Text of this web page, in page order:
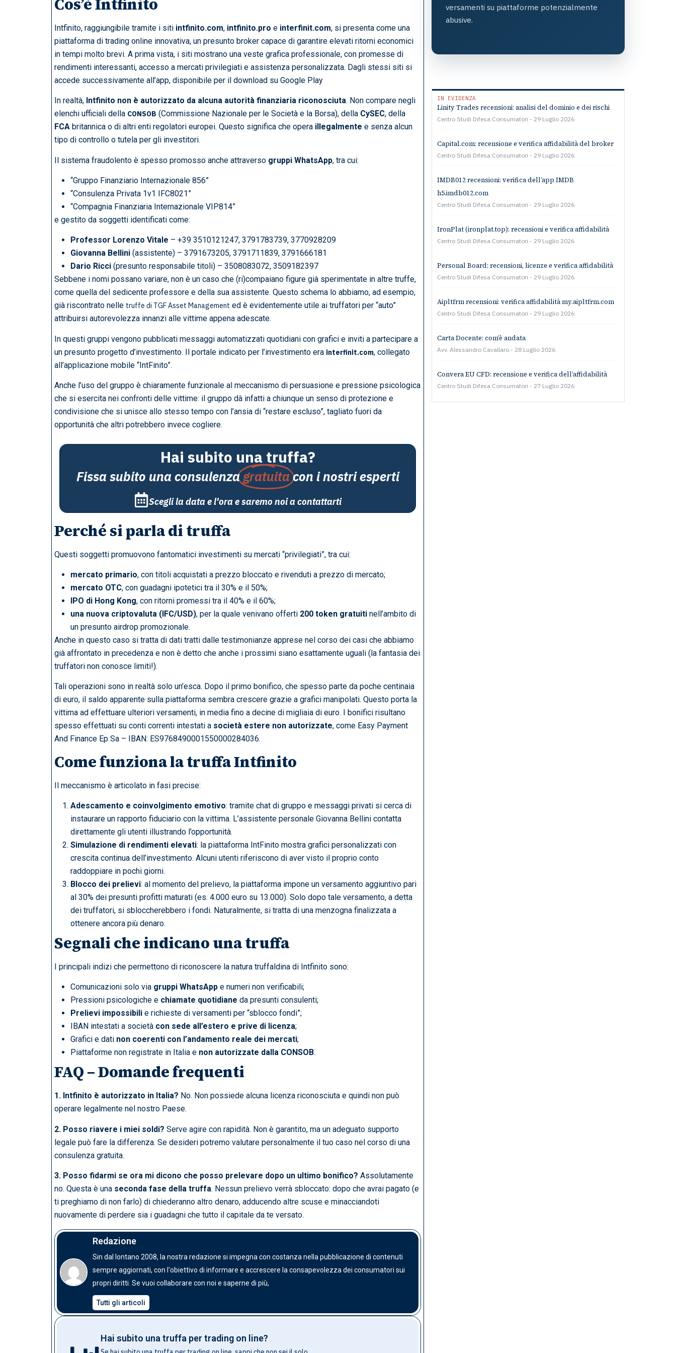
Cos’è Intfinito
Intfinito, raggiungibile tramite i siti intfinito.com, intfinito.pro e interfinit.com, si presenta come una
piattaforma di trading online innovativa, un presunto broker capace di garantire elevati ritorni economici
in tempi molto brevi. A prima vista, i siti mostrano una veste grafica professionale, con promesse di
rendimenti interessanti, accesso a mercati privilegiati e assistenza personalizzata. Dagli stessi siti si
accede successivamente all’app, disponibile per il download su Google Play
In realtà, Intfinito non è autorizzato da alcuna autorità finanziaria riconosciuta. Non compare negli
elenchi ufficiali della CONSOB (Commissione Nazionale per le Società e la Borsa), della CySEC, della
FCA britannica o di altri enti regolatori europei. Questo significa che opera illegalmente e senza alcun
tipo di controllo o tutela per gli investitori.
Il sistema fraudolento è spesso promosso anche attraverso gruppi WhatsApp, tra cui:
“Gruppo Finanziario Internazionale 856”
“Consulenza Privata 1v1 IFC8021”
“Compagnia Finanziaria Internazionale VIP814”
e gestito da soggetti identificati come:
Professor Lorenzo Vitale – +39 3510121247, 3791783739, 3770928209
Giovanna Bellini (assistente) – 3791673205, 3791711839, 3791666181
Dario Ricci (presunto responsabile titoli) – 3508083072, 3509182397
Sebbene i nomi possano variare, non è un caso che (ri)compaiano figure già sperimentate in altre truffe,
come quella del sedicente professore e della sua assistente. Questo schema lo abbiamo, ad esempio,
già riscontrato nelle truffe di TGF Asset Management ed è evidentemente utile ai truffatori per “auto”
attribuirsi autorevolezza innanzi alle vittime appena adescate.
In questi gruppi vengono pubblicati messaggi automatizzati quotidiani con grafici e inviti a partecipare a
un presunto progetto d’investimento. Il portale indicato per l’investimento era interfinit.com, collegato
all’applicazione mobile “IntFinito”.
Anche l’uso del gruppo è chiaramente funzionale al meccanismo di persuasione e pressione psicologica
che si esercita nei confronti delle vittime: il gruppo dà infatti a chiunque un senso di protezione e
condivisione che si unisce allo stesso tempo con l’ansia di “restare escluso”, tagliato fuori da
opportunità che altri potrebbero invece cogliere.
Hai subito una truffa?
Fissa subito una consulenzagratuitacon i nostri esperti
Scegli la data e l'ora e saremo noi a contattarti
Perché si parla di truffa
Questi soggetti promuovono fantomatici investimenti su mercati “privilegiati”, tra cui:
mercato primario, con titoli acquistati a prezzo bloccato e rivenduti a prezzo di mercato;
mercato OTC, con guadagni ipotetici tra il 30% e il 50%;
IPO di Hong Kong, con ritorni promessi tra il 40% e il 60%;
una nuova criptovaluta (IFC/USD), per la quale venivano offerti 200 token gratuiti nell’ambito di
un presunto airdrop promozionale.
Anche in questo caso si tratta di dati tratti dalle testimonianze apprese nel corso dei casi che abbiamo
già affrontato in precedenza e non è detto che anche i prossimi siano esattamente uguali (la fantasia dei
truffatori non conosce limiti!).
Tali operazioni sono in realtà solo un’esca. Dopo il primo bonifico, che spesso parte da poche centinaia
di euro, il saldo apparente sulla piattaforma sembra crescere grazie a grafici manipolati. Questo porta la
vittima ad effettuare ulteriori versamenti, in media fino a decine di migliaia di euro. I bonifici risultano
spesso effettuati su conti correnti intestati a società estere non autorizzate, come Easy Payment
And Finance Ep Sa – IBAN: ES9768490001550000284036.
Come funziona la truffa Intfinito
Il meccanismo è articolato in fasi precise:
Adescamento e coinvolgimento emotivo: tramite chat di gruppo e messaggi privati si cerca di
instaurare un rapporto fiduciario con la vittima. L’assistente personale Giovanna Bellini contatta
direttamente gli utenti illustrando l’opportunità.
Simulazione di rendimenti elevati: la piattaforma IntFinito mostra grafici personalizzati con
crescita continua dell’investimento. Alcuni utenti riferiscono di aver visto il proprio conto
raddoppiare in pochi giorni.
Blocco dei prelievi: al momento del prelievo, la piattaforma impone un versamento aggiuntivo pari
al 30% dei presunti profitti maturati (es. 4.000 euro su 13.000). Solo dopo tale versamento, a detta
dei truffatori, si sbloccherebbero i fondi. Naturalmente, si tratta di una menzogna finalizzata a
ottenere ancora più denaro.
Segnali che indicano una truffa
I principali indizi che permettono di riconoscere la natura truffaldina di Intfinito sono:
Comunicazioni solo via gruppi WhatsApp e numeri non verificabili;
Pressioni psicologiche e chiamate quotidiane da presunti consulenti;
Prelievi impossibili e richieste di versamenti per “sblocco fondi”;
IBAN intestati a società con sede all’estero e prive di licenza;
Grafici e dati non coerenti con l’andamento reale dei mercati;
Piattaforme non registrate in Italia e non autorizzate dalla CONSOB.
FAQ – Domande frequenti
1. Intfinito è autorizzato in Italia? No. Non possiede alcuna licenza riconosciuta e quindi non può
operare legalmente nel nostro Paese.
2. Posso riavere i miei soldi? Serve agire con rapidità. Non è garantito, ma un adeguato supporto
legale può fare la differenza. Se desideri potremo valutare personalmente il tuo caso nel corso di una
consulenza gratuita.
3. Posso fidarmi se ora mi dicono che posso prelevare dopo un ultimo bonifico? Assolutamente
no. Questa è una seconda fase della truffa. Nessun prelievo verrà sbloccato: dopo che avrai pagato (e
ti preghiamo di non farlo) di chiederanno altro denaro, adducendo altre scuse e minacciandoti
nuovamente di perdere sia i guadagni che tutto il capitale da te versato.
Redazione
Sin dal lontano 2008, la nostra redazione si impegna con costanza nella pubblicazione di contenuti
sempre aggiornati, con l'obiettivo di informare e accrescere la consapevolezza dei consumatori sui
propri diritti. Se vuoi collaborare con noi e saperne di più,
Tutti gli articoli
Hai subito una truffa per trading on line?
versamenti su piattaforme potenzialmente
abusive.
IN EVIDENZA
Linity Trades recensioni: analisi del dominio e dei rischi
Centro Studi Difesa Consumatori 29 Luglio 2026
Capital.com: recensione e verifica affidabilità del broker
Centro Studi Difesa Consumatori 29 Luglio 2026
IMDB012 recensioni: verifica dell’app IMDB
h5.imdb012.com
Centro Studi Difesa Consumatori 29 Luglio 2026
IronPlat (ironplat.top): recensioni e verifica affidabilità
Centro Studi Difesa Consumatori 29 Luglio 2026
Personal Board: recensioni, licenze e verifica affidabilità
Centro Studi Difesa Consumatori 29 Luglio 2026
Aipltfrm recensioni: verifica affidabilità my.aipltfrm.com
Centro Studi Difesa Consumatori 29 Luglio 2026
Carta Docente: com’è andata
Avv. Alessandro Cavallaro 28 Luglio 2026
Convera EU CFD: recensione e verifica dell’affidabilità
Centro Studi Difesa Consumatori 27 Luglio 2026